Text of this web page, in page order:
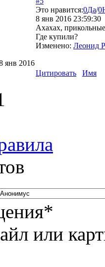
янв 2016
Это нравится:0Да/0
8 янв 2016 23:59:30
Ахахах,
Где купили?
Изменено: Леонид
Цитировать Имя
*
или